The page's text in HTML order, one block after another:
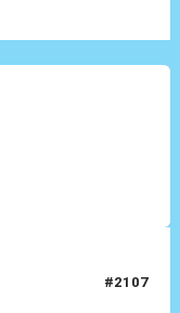
#2107